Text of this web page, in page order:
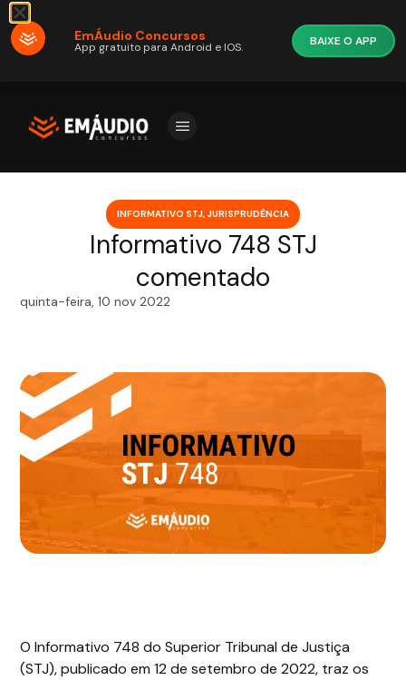
INFORMATIVO STJ,JURISPRUDÊNCIA
Informativo 748 STJ
comentado
quinta-feira, 10 nov 2022
O Informativo 748 do Superior Tribunal de Justiça
(STJ), publicado em 12 de setembro de 2022, traz os
EmÁudio Concursos
App gratuito para Android e IOS. BAIXE O APP